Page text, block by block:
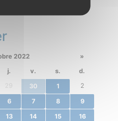
2022
»
j. v. s.
d.
29 30 1 2
6 7 8 9
13 14 15 16